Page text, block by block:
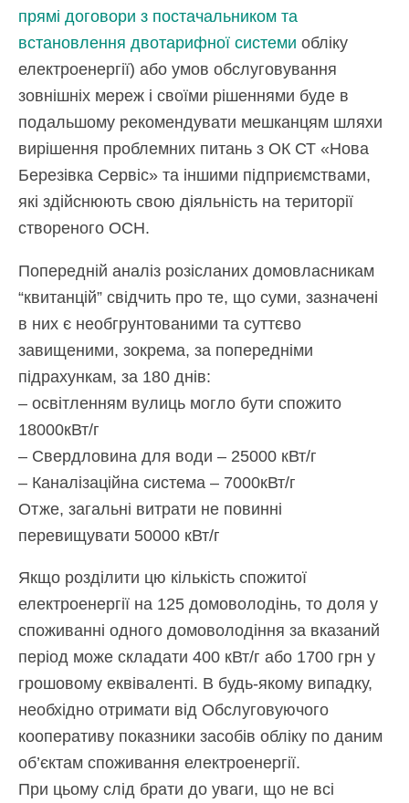
прямі договори з постачальником та
встановлення двотарифної системи обліку
електроенергії) або умов обслуговування
зовнішніх мереж і своїми рішеннями буде в
подальшому рекомендувати мешканцям шляхи
вирішення проблемних питань з ОК СТ «Нова
Березівка Сервіс» та іншими підприємствами,
які здійснюють свою діяльність на території
створеного ОСН.
Попередній аналіз розісланих домовласникам
“квитанцій” свідчить про те, що суми, зазначені
в них є необгрунтованими та суттєво
завищеними, зокрема, за попередніми
підрахункам, за 180 днів:
– освітленням вулиць могло бути спожито
18000кВт/г
– Свердловина для води – 25000 кВт/г
– Каналізаційна система – 7000кВт/г
Отже, загальні витрати не повинні
перевищувати 50000 кВт/г
Якщо розділити цю кількість спожитої
електроенергії на 125 домоволодінь, то доля у
споживанні одного домоволодіння за вказаний
період може складати 400 кВт/г або 1700 грн у
грошовому еквіваленті. В будь-якому випадку,
необхідно отримати від Обслуговуючого
кооперативу показники засобів обліку по даним
об’єктам споживання електроенергії.
При цьому слід брати до уваги, що не всі